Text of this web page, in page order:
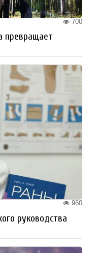
700
превращает
960
руководства